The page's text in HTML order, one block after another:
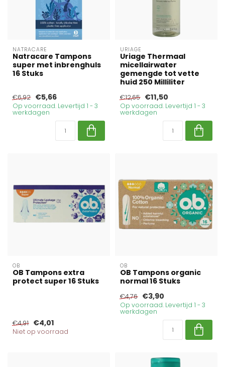
NATRACARE
Natracare Tampons
super met inbrenghuls
16 Stuks
€6,92 €5,66
Op voorraad. Levertijd 1 - 3
werkdagen
URIAGE
Uriage Thermaal
micellairwater
gemengde tot vette
huid 250 Milliliter
€12,65 €11,50
Op voorraad. Levertijd 1 - 3
werkdagen
OB
OB Tampons extra
protect super 16 Stuks
€4,91 €4,01
Niet op voorraad
OB
OB Tampons organic
normal 16 Stuks
€4,76 €3,90
Op voorraad. Levertijd 1 - 3
werkdagen